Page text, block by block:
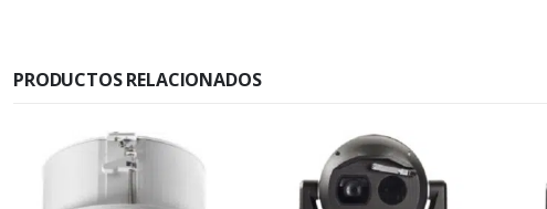
PRODUCTOS RELACIONADOS